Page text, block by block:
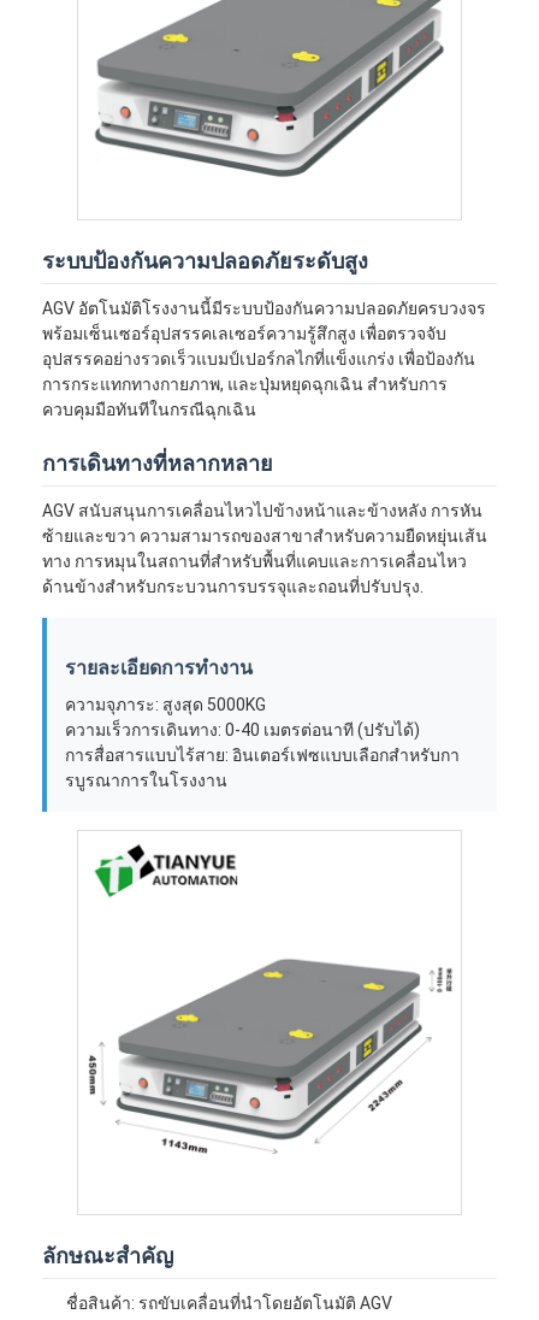
บ้าน
วิดีโอ
ควบคุมคุณภาพ
ติดต่อเรา
ระบบป้องกันความปลอดภัยระดับสูง
AGV อัตโนมัติโรงงานนี้มีระบบป้องกันความปลอดภัยครบวงจร
พร้อมเซ็นเซอร์อุปสรรคเลเซอร์ความรู้สึกสูง เพื่อตรวจจับ
อุปสรรคอย่างรวดเร็วแบมป์เปอร์กลไกที่แข็งแกร่ง เพื่อป้องกัน
การกระแทกทางกายภาพ, และปุ่มหยุดฉุกเฉิน สําหรับการ
ควบคุมมือทันทีในกรณีฉุกเฉิน
การเดินทางที่หลากหลาย
AGV สนับสนุนการเคลื่อนไหวไปข้างหน้าและข้างหลัง การหัน
ซ้ายและขวา ความสามารถของสาขาสําหรับความยืดหยุ่นเส้น
ทาง การหมุนในสถานที่สําหรับพื้นที่แคบและการเคลื่อนไหว
ด้านข้างสําหรับกระบวนการบรรจุและถอนที่ปรับปรุง.
รายละเอียดการทํางาน
ความจุภาระ: สูงสุด 5000KG
ความเร็วการเดินทาง: 0-40 เมตรต่อนาที (ปรับได้)
การสื่อสารแบบไร้สาย: อินเตอร์เฟซแบบเลือกสําหรับกา
รบูรณาการในโรงงาน
ลักษณะสําคัญ
ชื่อสินค้า: รถขับเคลื่อนที่นําโดยอัตโนมัติ AGV